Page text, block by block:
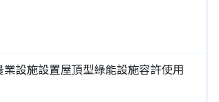
業設施設置屋頂型綠能設施容許使用